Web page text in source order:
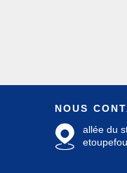
NOUS
allée du